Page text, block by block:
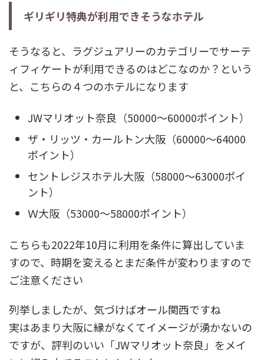
ギリギリ特典が利用できそうなホテル
そうなると、ラグジュアリーのカテゴリーでサーテ
ィフィケートが利用できるのはどこなのか？という
と、こちらの４つのホテルになります
JWマリオット奈良（50000～60000ポイント）
ザ・リッツ・カールトン大阪（60000～64000
ポイント）
セントレジスホテル大阪（58000～63000ポイ
ント）
Ｗ大阪（53000～58000ポイント）
こちらも2022年10月に利用を条件に算出していま
すので、時期を変えるとまだ条件が変わりますので
ご注意ください
列挙しましたが、気づけばオール関西ですね
実はあまり大阪に縁がなくてイメージが湧かないの
ですが、評判のいい「JWマリオット奈良」をメイ